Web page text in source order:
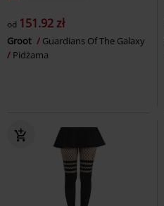
od 151.92 zł
Groot
Guardians Of The Galaxy
Pidżama